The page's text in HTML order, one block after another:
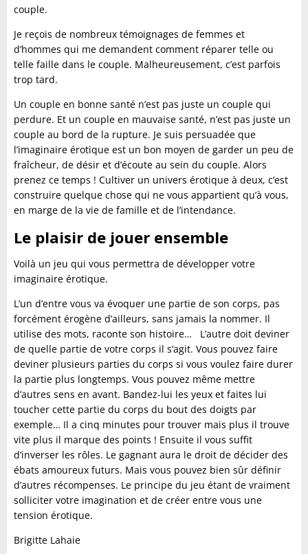
couple.
Je reçois de nombreux témoignages de femmes et
d’hommes qui me demandent comment réparer telle ou
telle faille dans le couple. Malheureusement, c’est parfois
trop tard.
Un couple en bonne santé n’est pas juste un couple qui
perdure. Et un couple en mauvaise santé, n’est pas juste un
couple au bord de la rupture. Je suis persuadée que
l’imaginaire érotique est un bon moyen de garder un peu de
fraîcheur, de désir et d’écoute au sein du couple. Alors
prenez ce temps ! Cultiver un univers érotique à deux, c’est
construire quelque chose qui ne vous appartient qu’à vous,
en marge de la vie de famille et de l’intendance.
Le plaisir de jouer ensemble
Voilà un jeu qui vous permettra de développer votre
imaginaire érotique.
L’un d’entre vous va évoquer une partie de son corps, pas
forcément érogène d’ailleurs, sans jamais la nommer. Il
utilise des mots, raconte son histoire… L’autre doit deviner
de quelle partie de votre corps il s’agit. Vous pouvez faire
deviner plusieurs parties du corps si vous voulez faire durer
la partie plus longtemps. Vous pouvez même mettre
d’autres sens en avant. Bandez-lui les yeux et faites lui
toucher cette partie du corps du bout des doigts par
exemple… Il a cinq minutes pour trouver mais plus il trouve
vite plus il marque des points ! Ensuite il vous suffit
d’inverser les rôles. Le gagnant aura le droit de décider des
ébats amoureux futurs. Mais vous pouvez bien sûr définir
d’autres récompenses. Le principe du jeu étant de vraiment
solliciter votre imagination et de créer entre vous une
tension érotique.
Brigitte Lahaie